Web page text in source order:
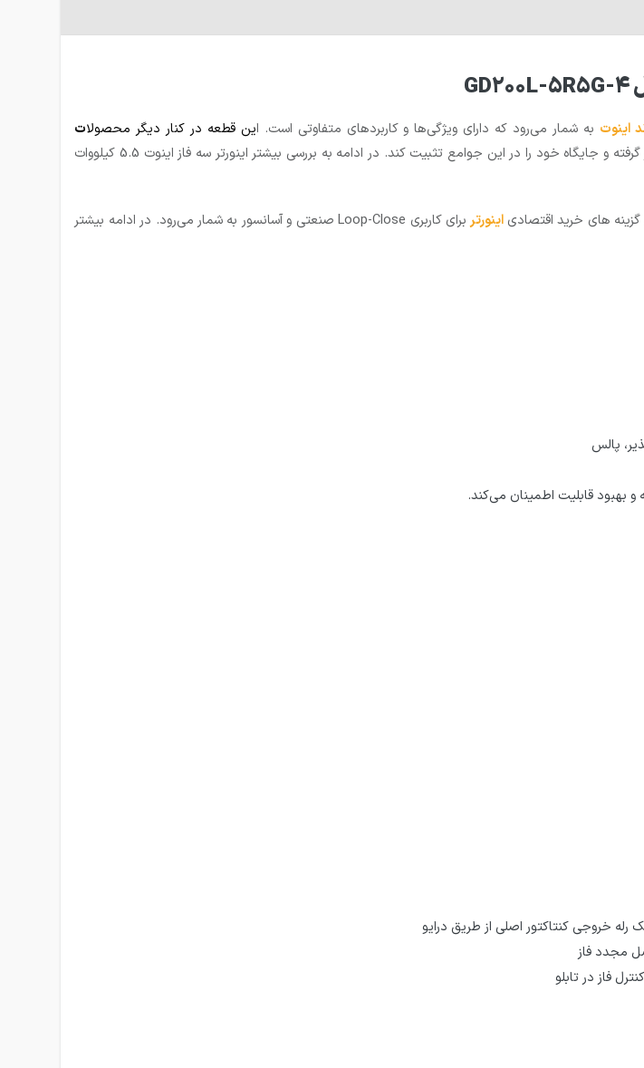
اینوت به شمار می‌رود که دارای ویژگی‌ها و کاربردهای متفاوتی است. این قطعه در کنار دیگر محصولات
و… توانسته مورد استقبال کشورهای صنعتی قرار گرفته و جایگاه خود را در این جوامع تثبیت کند. در ادامه به بررسی بیشتر اینورتر سه فاز اینوت 5.5 کیلووات
گزینه های خرید اقتصادی اینورتر
برای کاربری Loop-Close صنعتی و آسانسور به شمار می‌رود. در ادامه بیشتر
بهبود قابلیت اطمینان می‌کند.
فاز در تابلو